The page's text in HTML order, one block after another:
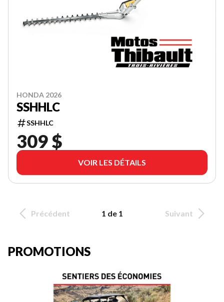
HONDA 2026
SSHHLC
SSHHLC
309 $
VOIR LES DÉTAILS
Précédent 1 de 1 Suivant
PROMOTIONS